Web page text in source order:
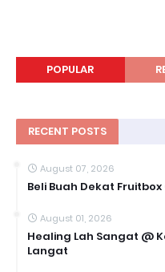
POPULAR
RECENT POSTS
August 07, 2026
Beli Buah Dekat
August 01, 2026
Healing Lah Sangat @
Langat